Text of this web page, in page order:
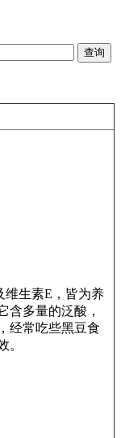
维生素E，皆为养
含多量的泛酸，
经常吃些黑豆食
。